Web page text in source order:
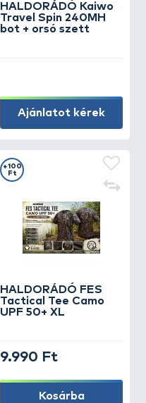
HALDORÁDÓ Kaiwo
Travel Spin 240MH
bot + orsó szett
Ajánlatot kérek
HALDORÁDÓ FES
Tactical Tee Camo
UPF 50+ XL
+100
Ft
9.990 Ft
Kosárba